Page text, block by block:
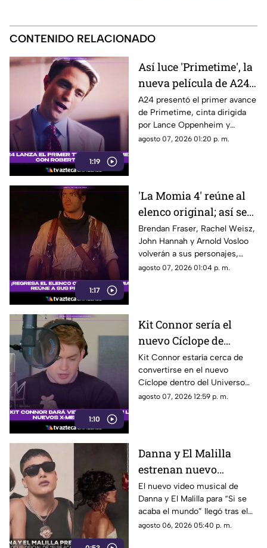
CONTENIDO RELACIONADO
1:19
Así luce 'Primetime', la
nueva película de A24
con Robert Pattinson
como protagonista
A24 presentó el primer avance
de Primetime, cinta dirigida
por Lance Oppenheim y
protagonizada por Robert
agosto 07, 2026 01:20 p. m.
1:17
'La Momia 4' reúne al
elenco original; así será
el regreso de Rick
O’Connell e Imhotep
Brendan Fraser, Rachel Weisz,
John Hannah y Arnold Vosloo
volverán a sus personajes,
mientras Oded Fehr y Kevin J.
agosto 07, 2026 01:04 p. m.
1:10
Kit Connor sería el
nuevo Cíclope de
Marvel: así será su
llegada a los 'X-Men'
Kit Connor estaría cerca de
convertirse en el nuevo
Cíclope dentro del Universo
Cinematográfico de Marvel.
agosto 07, 2026 12:59 p. m.
Danna y El Malilla
estrenan nuevo
videoclip y aumentan
expectativa entre sus
fans
El nuevo video musical de
Danna y El Malilla para “Si se
acaba el mundo” llegó tras el
buen recibimiento del sencillo
agosto 06, 2026 05:40 p. m.